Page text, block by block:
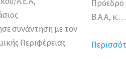
συνάντηση με τον
Περιφέρειας
Πρόεδρο
Β.Α.Α, κ.…